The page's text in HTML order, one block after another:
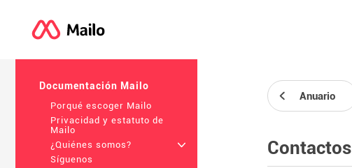
Documentación Mailo
Porqué escoger Mailo
Privacidad y estatuto de
Mailo
¿Quiénes somos?
+
Síguenos
Anuario
Contactos